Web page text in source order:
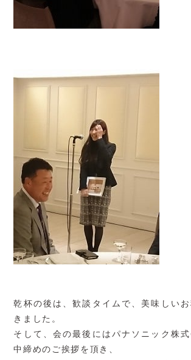
乾杯の後は、歓談タイムで、美味しい
きました。
そして、会の最後にはパナソニック株
中締めのご挨拶を頂き、